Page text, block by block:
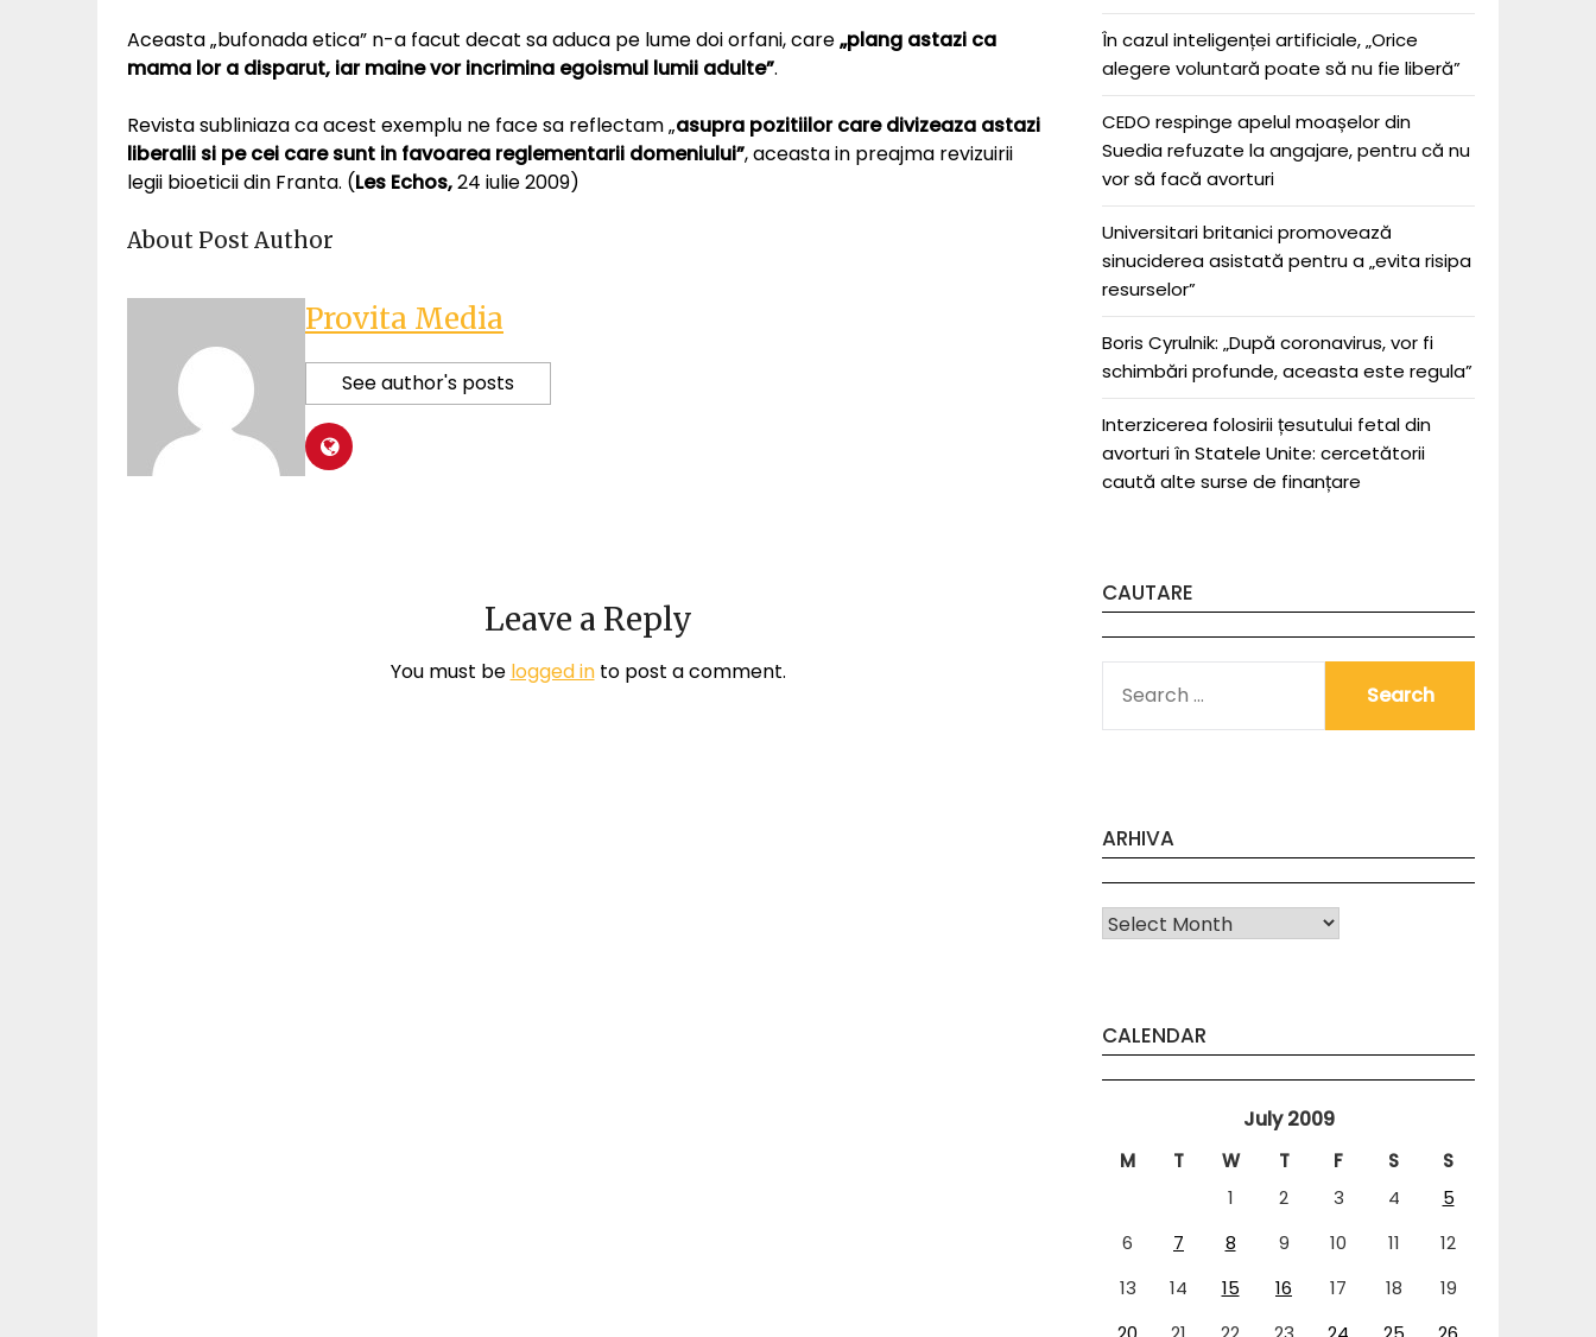
Aceasta „bufonada etica” n-a facut decat sa aduca pe lume doi orfani, care„plang astazi ca
mama lor a disparut, iar maine vor incrimina egoismul lumii adulte”.
Revista subliniaza ca acest exemplu ne face sa reflectam „asupra pozitiilor care divizeaza astazi
liberalii si pe cei care sunt in favoarea reglementarii domeniului”, aceasta in preajma revizuirii
legii bioeticii din Franta. (Les Echos,24 iulie 2009)
About Post Author
Provita Media
See author's posts
Leave a Reply
You must be logged into post a comment.
În cazul inteligenței artificiale, „Orice
alegere voluntară poate să nu fie liberă”
CEDO respinge apelul moașelor din
Suedia refuzate la angajare, pentru că nu
vor să facă avorturi
Universitari britanici promovează
sinuciderea asistată pentru a „evita risipa
resurselor”
Boris Cyrulnik: „După coronavirus, vor fi
schimbări profunde, aceasta este regula”
Interzicerea folosirii țesutului fetal din
avorturi în Statele Unite: cercetătorii
caută alte surse de finanțare
CAUTARE
FOR:
ARHIVA
Arhiva
CALENDAR
July 2009
M T W T F S
S
1
2 3 4
5
6
7 8 9 10 11
12
13
14 15 16 17 18
19